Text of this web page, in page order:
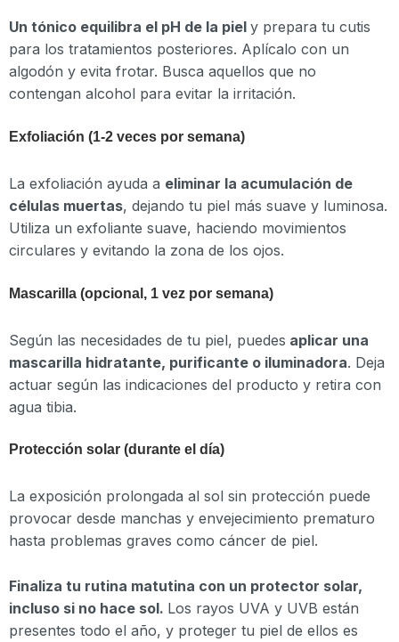
Un tónico equilibra el pH de la piel y prepara tu cutis
para los tratamientos posteriores. Aplícalo con un
algodón y evita frotar. Busca aquellos que no
contengan alcohol para evitar la irritación.
Exfoliación (1-2 veces por semana)
La exfoliación ayuda a eliminar la acumulación de
células muertas, dejando tu piel más suave y luminosa.
Utiliza un exfoliante suave, haciendo movimientos
circulares y evitando la zona de los ojos.
Mascarilla (opcional, 1 vez por semana)
Según las necesidades de tu piel, puedes aplicar una
mascarilla hidratante, purificante o iluminadora. Deja
actuar según las indicaciones del producto y retira con
agua tibia.
Protección solar (durante el día)
La exposición prolongada al sol sin protección puede
provocar desde manchas y envejecimiento prematuro
hasta problemas graves como cáncer de piel.
Finaliza tu rutina matutina con un protector solar,
incluso si no hace sol. Los rayos UVA y UVB están
presentes todo el año, y proteger tu piel de ellos es